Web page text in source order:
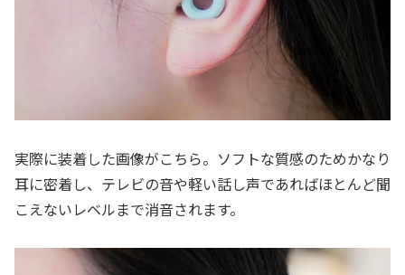
実際に装着した画像がこちら。ソフトな質感のためかなり
耳に密着し、テレビの音や軽い話し声であればほとんど聞
こえないレベルまで消音されます。